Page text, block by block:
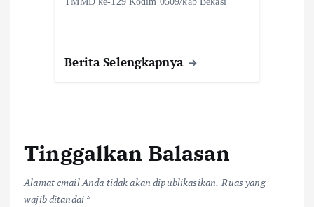
Berita Selengkapnya
Tinggalkan Balasan
Alamat email Anda tidak akan dipublikasikan. Ruas yang
wajib ditandai *